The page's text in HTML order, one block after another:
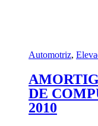
Automotriz,
DE
2010